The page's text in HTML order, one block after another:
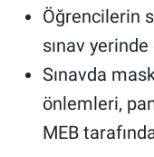
Öğrencilerin
sınav
Sınavda
önlemleri,
MEB